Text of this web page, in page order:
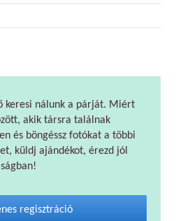
keresi nálunk a párját. Miért
akik társra találnak
és böngéssz fotókat a többi
küldj ajándékot, érezd jól
regisztráció